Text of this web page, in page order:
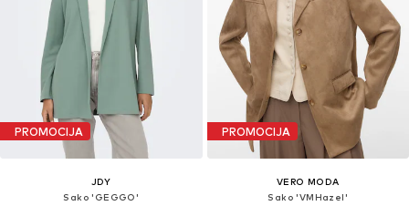
PROMOCIJA
JDY
Sako 'GEGGO'
PROMOCIJA
VERO MODA
Sako 'VMHazel'